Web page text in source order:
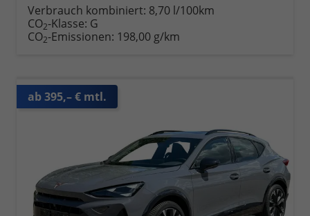
Verbrauch kombiniert: 8,70 l/100km
CO2-Klasse: G
CO2-Emissionen: 198,00 g/km
ab 395,– € mtl.